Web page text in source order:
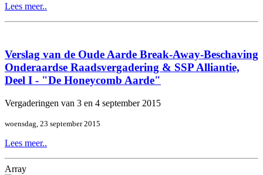
Lees meer..
Verslag van de Oude Aarde Break-Away-Beschaving
Onderaardse Raadsvergadering & SSP Alliantie,
Deel I - "De Honeycomb Aarde"
Vergaderingen van 3 en 4 september 2015
woensdag, 23 september 2015
Lees meer..
Array